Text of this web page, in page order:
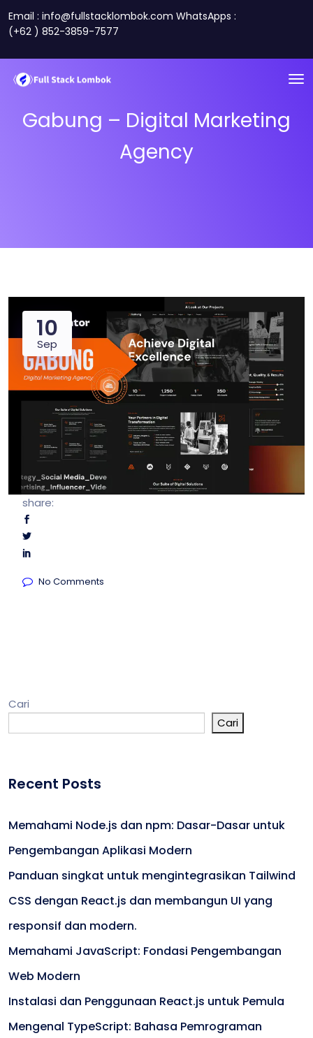
Email : info@fullstacklombok.com WhatsApps :
(+62 ) 852-3859-7577
Gabung – Digital Marketing
Agency
10
Sep
share:
No Comments
Cari
Cari
Recent Posts
Memahami Node.js dan npm: Dasar-Dasar untuk
Pengembangan Aplikasi Modern
Panduan singkat untuk mengintegrasikan Tailwind
CSS dengan React.js dan membangun UI yang
responsif dan modern.
Memahami JavaScript: Fondasi Pengembangan
Web Modern
Instalasi dan Penggunaan React.js untuk Pemula
Mengenal TypeScript: Bahasa Pemrograman